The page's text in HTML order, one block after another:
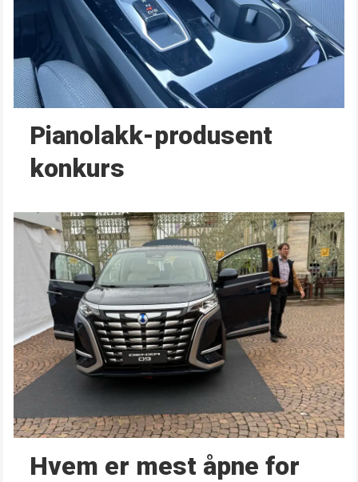
Pianolakk-produsent
konkurs
Hvem er mest åpne for